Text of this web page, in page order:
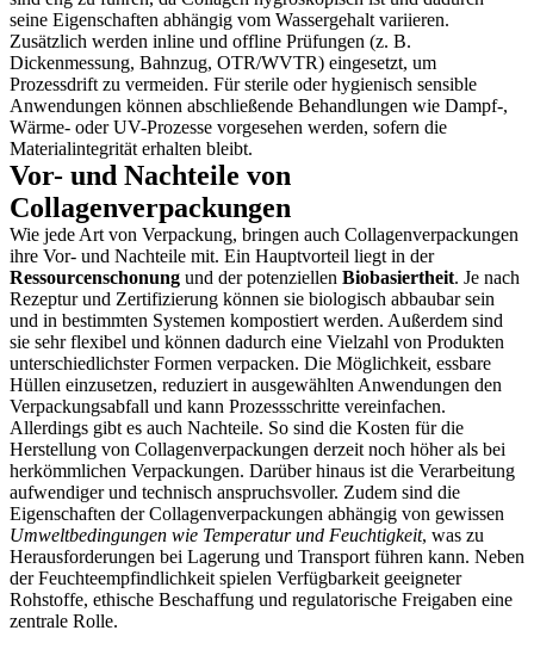
seine Eigenschaften abhängig vom Wassergehalt variieren.
Zusätzlich werden inline und offline Prüfungen (z. B.
Dickenmessung, Bahnzug, OTR/WVTR) eingesetzt, um
Prozessdrift zu vermeiden. Für sterile oder hygienisch sensible
Anwendungen können abschließende Behandlungen wie Dampf-,
Wärme- oder UV-Prozesse vorgesehen werden, sofern die
Materialintegrität erhalten bleibt.
Vor- und Nachteile von
Collagenverpackungen
Wie jede Art von Verpackung, bringen auch Collagenverpackungen
ihre Vor- und Nachteile mit. Ein Hauptvorteil liegt in der
Ressourcenschonung und der potenziellen Biobasiertheit. Je nach
Rezeptur und Zertifizierung können sie biologisch abbaubar sein
und in bestimmten Systemen kompostiert werden. Außerdem sind
sie sehr flexibel und können dadurch eine Vielzahl von Produkten
unterschiedlichster Formen verpacken. Die Möglichkeit, essbare
Hüllen einzusetzen, reduziert in ausgewählten Anwendungen den
Verpackungsabfall und kann Prozessschritte vereinfachen.
Allerdings gibt es auch Nachteile. So sind die Kosten für die
Herstellung von Collagenverpackungen derzeit noch höher als bei
herkömmlichen Verpackungen. Darüber hinaus ist die Verarbeitung
aufwendiger und technisch anspruchsvoller. Zudem sind die
Eigenschaften der Collagenverpackungen abhängig von gewissen
Umweltbedingungen wie Temperatur und Feuchtigkeit, was zu
Herausforderungen bei Lagerung und Transport führen kann. Neben
der Feuchteempfindlichkeit spielen Verfügbarkeit geeigneter
Rohstoffe, ethische Beschaffung und regulatorische Freigaben eine
zentrale Rolle.